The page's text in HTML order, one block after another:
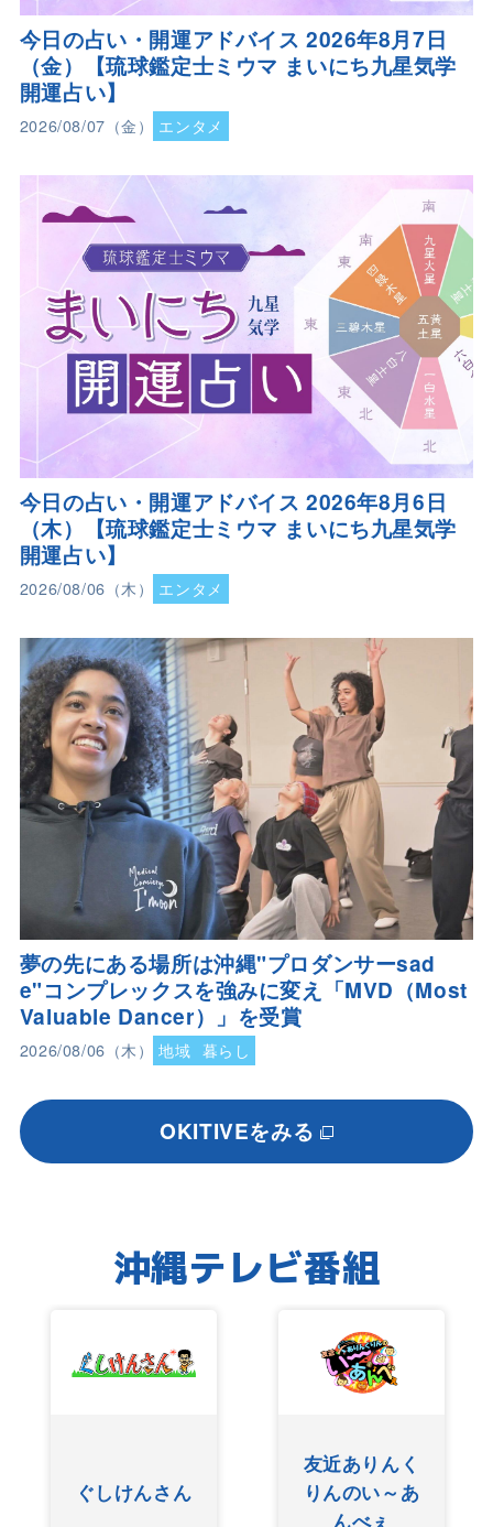
今日の占い・開運アドバイス 2026年8月7日
（金）【琉球鑑定士ミウマ まいにち九星気学
開運占い】
2026/08/07（金） エンタメ
今日の占い・開運アドバイス 2026年8月6日
（木）【琉球鑑定士ミウマ まいにち九星気学
開運占い】
2026/08/06（木） エンタメ
夢の先にある場所は沖縄"プロダンサーsad
e"コンプレックスを強みに変え「MVD（Most
Valuable Dancer）」を受賞
2026/08/06（木） 地域 暮らし
OKITIVEをみる
沖縄テレビ番組
ぐしけんさん
友近ありんく
りんのい～あ
んべぇ